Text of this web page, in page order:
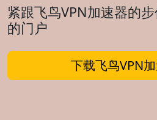
紧跟飞鸟VPN加速器的
的门户
下载飞鸟VPN